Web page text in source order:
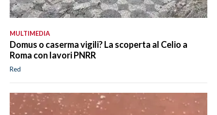
MULTIMEDIA
Domus o caserma vigili? La scoperta al Celio a
Roma con lavori PNRR
Red